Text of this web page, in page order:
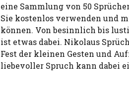
eine Sammlung von 50
Sie kostenlos verwenden und
können. Von besinnlich bis
ist etwas dabei. Nikolaus
Fest der kleinen Gesten und
liebevoller Spruch kann dabei